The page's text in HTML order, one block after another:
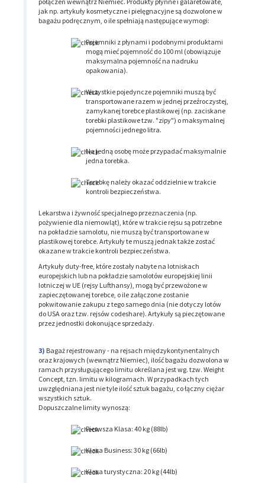
jak np. artykuły kosmetyczne i pielęgnacyjne są dozwolone w
bagażu podręcznym, o ile spełniają następujące wymogi:
Pojemniki z płynami i podobnymi produktami
mogą mieć pojemność do 100 ml (obowiązuje
maksymalna pojemność na nadruku
opakowania).
Wszystkie pojedyncze pojemniki muszą być
transportowane razem w jednej przeźroczystej,
zamykanej torebce plastikowej (np. zaciskane
torebki plastikowe tzw. "zipy") o maksymalnej
pojemności jednego litra.
Na jedną osobę może przypadać maksymalnie
jedna torebka.
Torebkę należy okazać oddzielnie w trakcie
kontroli bezpieczeństwa.
Lekarstwa i żywność specjalnego przeznaczenia (np.
pożywienie dla niemowląt), które w trakcie rejsu są potrzebne
na pokładzie samolotu, nie muszą być transportowane w
plastikowej torebce. Artykuły te muszą jednak także zostać
okazane w trakcie kontroli bezpieczeństwa.
Artykuły duty-free, które zostały nabyte na lotniskach
europejskich lub na pokładzie samolotów europejskiej linii
lotniczej w UE (rejsy Lufthansy), mogą być przewożone w
zapieczętowanej torebce, o ile załączone zostanie
pokwitowanie zakupu z tego samego dnia (nie dotyczy lotów
do USA oraz tzw. rejsów codeshare). Artykuły są pieczętowane
przez jednostki dokonujące sprzedaży.
Bagaż rejestrowany - na rejsach międzykontynentalnych
oraz krajowych (wewnątrz Niemiec), ilość bagażu dozwolona w
ramach przysługującego limitu określana jest wg. tzw. Weight
Concept, tzn. limitu w kilogramach. W przypadkach tych
uwzględniana jest nie tyle ilość sztuk bagażu, co łączny ciężar
wszystkich sztuk.
Dopuszczalne limity wynoszą:
Pierwsza Klasa: 40 kg (88lb)
Klasa Business: 30 kg (66lb)
Klasa turystyczna: 20 kg (44lb)